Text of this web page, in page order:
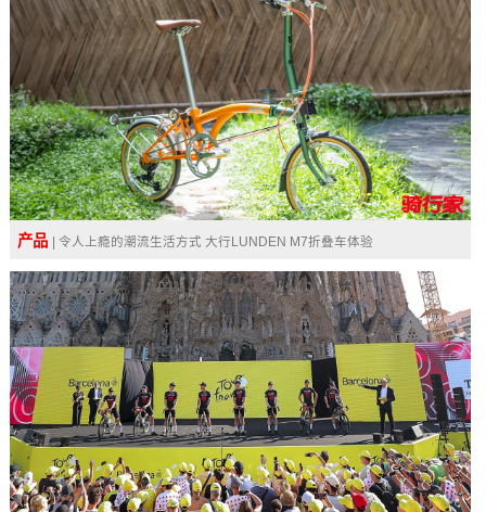
产品 | 令人上瘾的潮流生活方式 大行LUNDEN M7折叠车体验